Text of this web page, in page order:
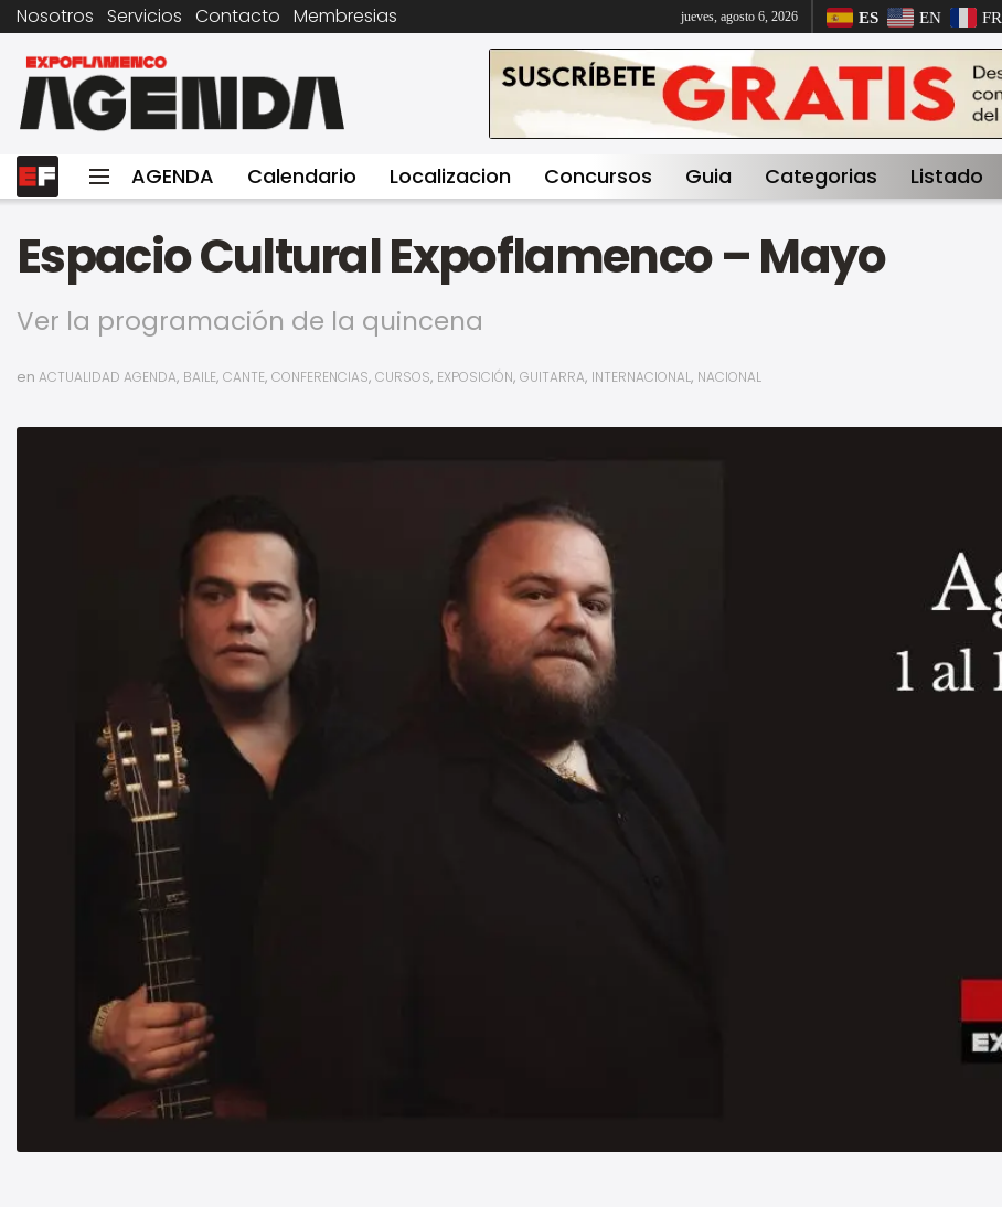
Nosotros Servicios Contacto Membresias jueves, agosto 6, 2026 ES EN FR
AGENDA Calendario Localizacion Concursos Guia Categorias Listado
Espacio Cultural Expoflamenco – Mayo
Ver la programación de la quincena
en ACTUALIDAD AGENDA, BAILE, CANTE, CONFERENCIAS, CURSOS, EXPOSICIÓN, GUITARRA, INTERNACIONAL, NACIONAL